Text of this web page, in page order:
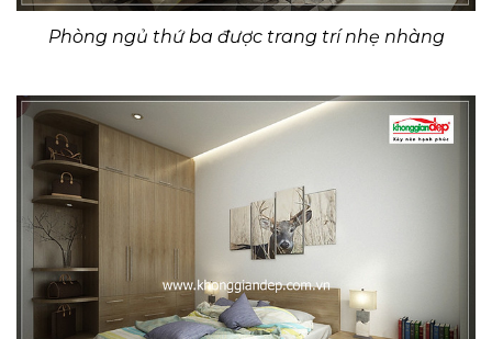
Phòng ngủ thứ ba được trang trí nhẹ nhàng